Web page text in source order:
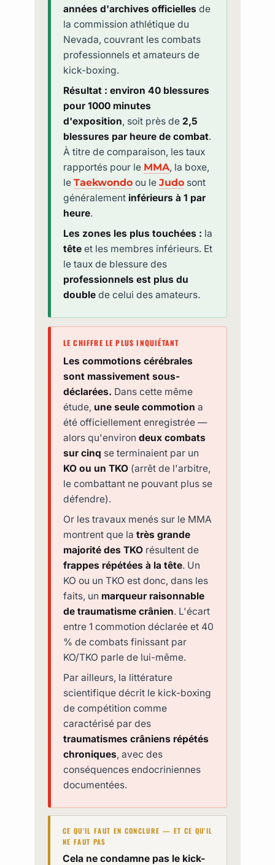
années d'archives officielles de
la commission athlétique du
Nevada, couvrant les combats
professionnels et amateurs de
kick-boxing.
Résultat : environ 40 blessures
pour 1000 minutes
d'exposition, soit près de 2,5
blessures par heure de combat.
À titre de comparaison, les taux
rapportés pour le MMA, la boxe,
le Taekwondoou le Judosont
généralement inférieurs à 1 par
heure.
Les zones les plus touchées : la
têteet les membres inférieurs. Et
le taux de blessure des
professionnels est plus du
doublede celui des amateurs.
LE CHIFFRE LE PLUS INQUIÉTANT
Les commotions cérébrales
sont massivement sous-
déclarées. Dans cette même
étude, une seule commotion a
été officiellement enregistrée —
alors qu'environ deux combats
sur cinq se terminaient par un
KO ou un TKO(arrêt de l'arbitre,
le combattant ne pouvant plus se
défendre).
Or les travaux menés sur le MMA
montrent que la très grande
majorité des TKOrésultent de
frappes répétées à la tête. Un
KO ou un TKO est donc, dans les
faits, un marqueur raisonnable
de traumatisme crânien. L'écart
entre 1 commotion déclarée et 40
% de combats finissant par
KO/TKO parle de lui-même.
Par ailleurs, la littérature
scientifique décrit le kick-boxing
de compétition comme
caractérisé par des
traumatismes crâniens répétés
chroniques, avec des
conséquences endocriniennes
documentées.
CE QU'IL FAUT EN CONCLURE — ET CE QU'IL
NE FAUT PAS
Cela ne condamne pas le kick-